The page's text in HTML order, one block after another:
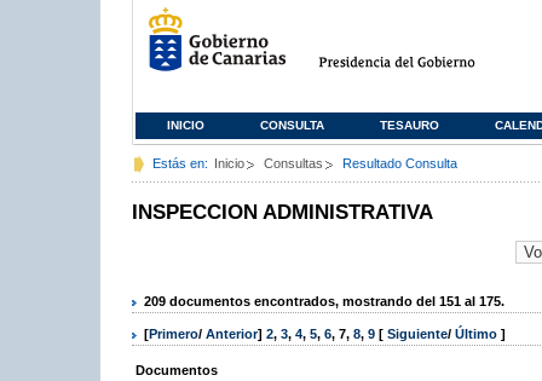
INICIO CONSULTA TESAURO
Estás en: Inicio Consultas Resultado Consulta
INSPECCION ADMINISTRATIVA
209 documentos encontrados, mostrando del 151 al 175.
[Primero/ Anterior] 2, 3, 4, 5, 6, 7, 8, 9 [ Siguiente/ Último ]
Documentos